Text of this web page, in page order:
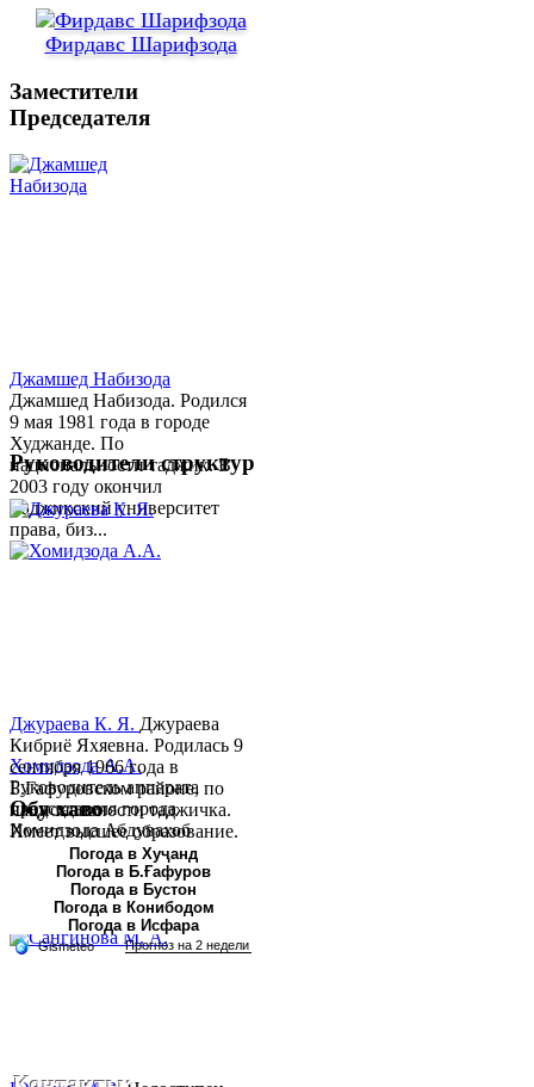
Фирдавс Шарифзода
Заместители
Председателя
Джамшед Набизода
Джамшед Набизода. Родился
9 мая 1981 года в городе
Худжанде. По
национальности таджик. В
2003 году окончил
Таджикский университет
права, биз...
Хомидзода А.А.
Руководитель аппарата
председателя города
Хомидзода Абдувахоб
Абдумаджид родился 8
июня 1978 года в городе
Худжанде. По
национальности...
Руководители структур
Джураева К. Я. Джураева
Кибриё Яхяевна. Родилась 9
сентября 1966 года в
Б.Гафуровском районе, по
национальности таджичка.
Имеет высшее образование.
В 1997 ...
Обу хаво
Погода в Хуҷанд
Погода в Б.Ғафуров
Погода в Бустон
Погода в Конибодом
Погода в Исфара